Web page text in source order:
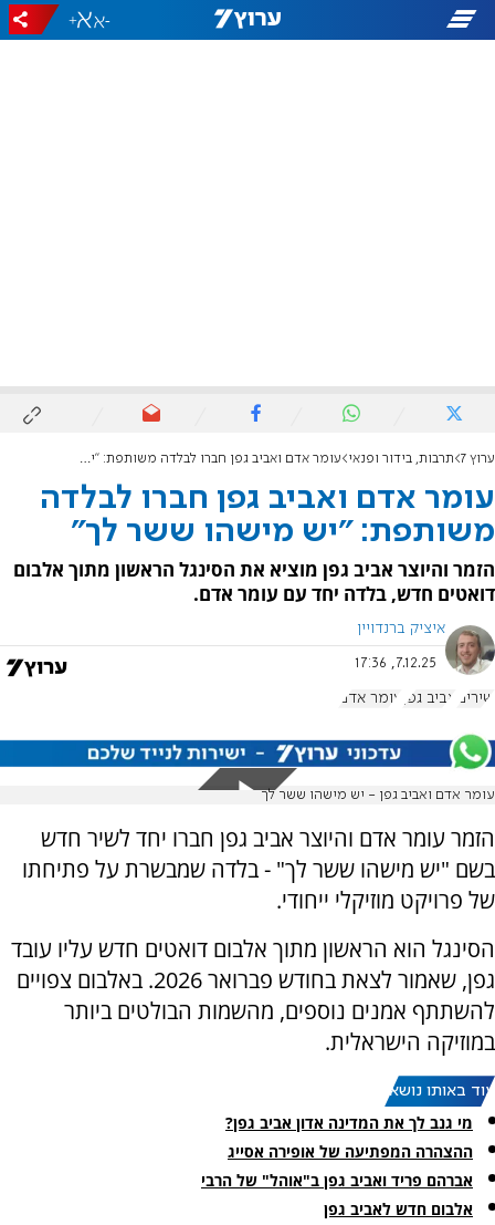
-
+
ערוץ 7 תרבות, בידור ופנאי עומר אדם ואביב גפן חברו לבלדה משותפת: "יש מישהו ששר לך"
עומר אדם ואביב גפן חברו לבלדה
משותפת: "יש מישהו ששר לך"
הזמר והיוצר אביב גפן מוציא את הסינגל הראשון מתוך אלבום
דואטים חדש, בלדה יחד עם עומר אדם.
איציק ברנדויין
7.12.25, 17:36
שירים אביב גפן עומר אדם
עומר אדם ואביב גפן - יש מישהו ששר לך
הזמר עומר אדם והיוצר אביב גפן חברו יחד לשיר חדש
בשם "יש מישהו ששר לך" - בלדה שמבשרת על פתיחתו
של פרויקט מוזיקלי ייחודי.
הסינגל הוא הראשון מתוך אלבום דואטים חדש עליו עובד
גפן, שאמור לצאת בחודש פברואר 2026. באלבום צפויים
להשתתף אמנים נוספים, מהשמות הבולטים ביותר
במוזיקה הישראלית.
עוד באותו נושא:
מי גנב לך את המדינה אדון אביב גפן?
ההצהרה המפתיעה של אופירה אסייג
אברהם פריד ואביב גפן ב"אוהל" של הרבי
אלבום חדש לאביב גפן